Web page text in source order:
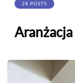
28 POSTS